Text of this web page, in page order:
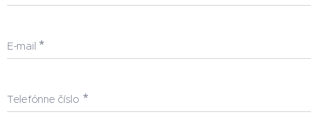
E-mail
Telefónne číslo